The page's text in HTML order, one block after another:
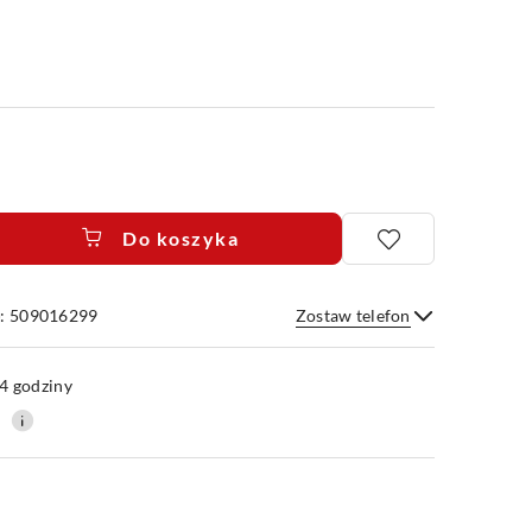
Do koszyka
509016299 Zostaw telefon
Wyślij
godziny